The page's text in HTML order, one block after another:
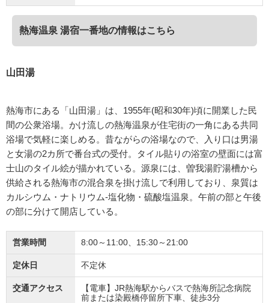
熱海温泉 湯宿一番地の情報はこちら
山田湯
熱海市にある「山田湯」は、1955年(昭和30年)頃に開業した民
間の公衆浴場。かけ流しの熱海温泉が住宅街の一角にある共同
浴場で気軽に楽しめる。昔ながらの浴場なので、入り口は男湯
と女湯の2カ所で番台式の受付。タイル貼りの浴室の壁面には富
士山のタイル絵が描かれている。源泉には、曽我湯貯湯槽から
供給される熱海市の混合泉を掛け流しで利用しており、泉質は
カルシウム・ナトリウム-塩化物・硫酸塩温泉。午前の部と午後
の部に分けて開店している。
営業時間 8:00～11:00、15:30～21:00
定休日 不定休
交通アクセス
【電車】JR熱海駅からバスで熱海所記念病院
前または染殿橋停留所下車、徒歩3分